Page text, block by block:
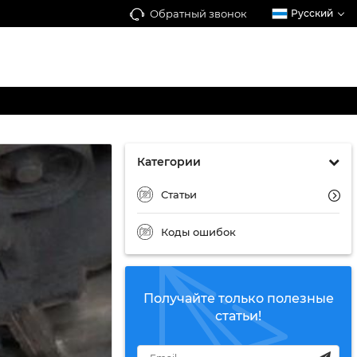
Обратный звонок Русский
Категории
Статьи
Коды ошибок
Получайте только полезные
статьи!